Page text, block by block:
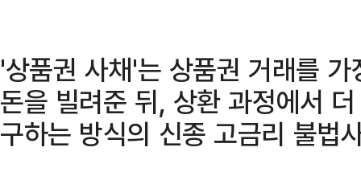
'상품권 사채'는 상품권 거래를
돈을 빌려준 뒤, 상환 과정에서
구하는 방식의 신종 고금리 불법